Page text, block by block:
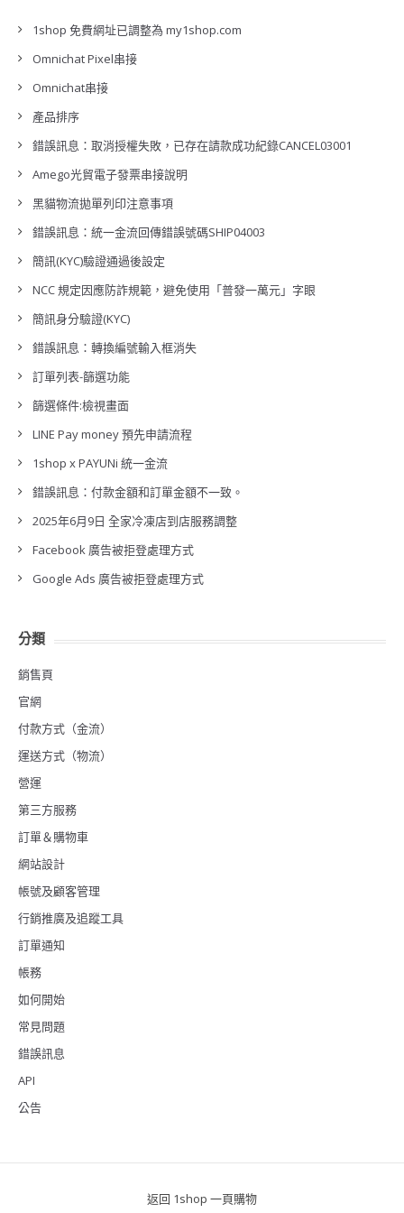
1shop 免費網址已調整為 my1shop.com
Omnichat Pixel串接
Omnichat串接
產品排序
錯誤訊息：取消授權失敗，已存在請款成功紀錄CANCEL03001
Amego光貿電子發票串接說明
黑貓物流拋單列印注意事項
錯誤訊息：統一金流回傳錯誤號碼SHIP04003
簡訊(KYC)驗證通過後設定
NCC 規定因應防詐規範，避免使用「普發一萬元」字眼
簡訊身分驗證(KYC)
錯誤訊息：轉換編號輸入框消失
訂單列表-篩選功能
篩選條件:檢視畫面
LINE Pay money 預先申請流程
1shop x PAYUNi 統一金流
錯誤訊息：付款金額和訂單金額不一致。
2025年6月9日 全家冷凍店到店服務調整
Facebook 廣告被拒登處理方式
Google Ads 廣告被拒登處理方式
分類
銷售頁
官網
付款方式（金流）
運送方式（物流）
營運
第三方服務
訂單＆購物車
網站設計
帳號及顧客管理
行銷推廣及追蹤工具
訂單通知
帳務
如何開始
常見問題
錯誤訊息
API
公告
返回 1shop 一頁購物